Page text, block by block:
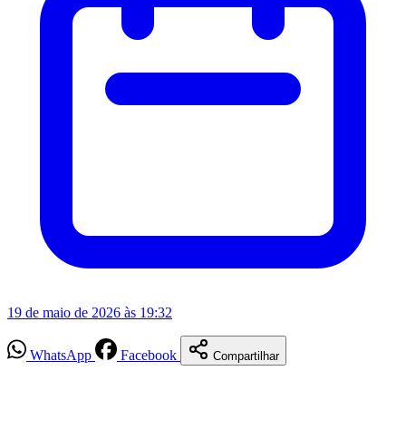
19 de maio de 2026 às 19:32
WhatsApp Facebook Compartilhar